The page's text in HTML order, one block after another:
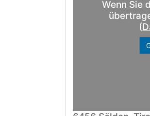
Wenn Sie
(